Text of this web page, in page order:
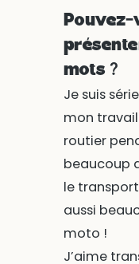
mots ?
Je suis
mon
routier
beaucoup
le
aussi
moto !
J’aime